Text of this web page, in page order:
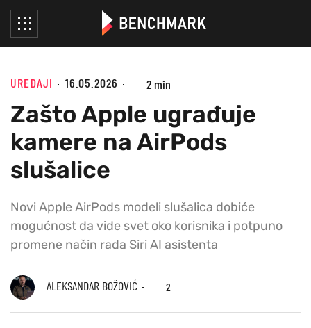
UREĐAJI 16.05.2026 2 min
Zašto Apple ugrađuje
kamere na AirPods
slušalice
Novi Apple AirPods modeli slušalica dobiće
mogućnost da vide svet oko korisnika i potpuno
promene način rada Siri AI asistenta
ALEKSANDAR BOŽOVIĆ 2